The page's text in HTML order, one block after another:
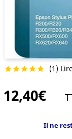
 (1)
12,40€
Il ne